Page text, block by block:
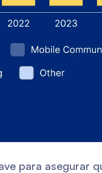
para asegurar